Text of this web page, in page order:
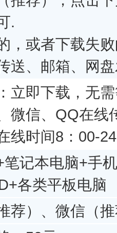
.
，或者下载失
送、邮箱、网
立即下载，无
微信、QQ在线
线时间8：00-
笔记本电脑+手
各类平板电脑
荐）、微信（